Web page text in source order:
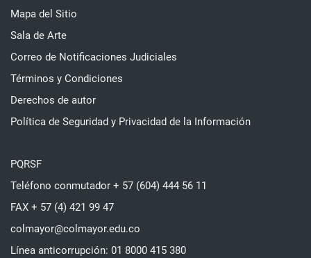
Mapa del Sitio
Sala de Arte
Correo de Notificaciones Judiciales
Términos y Condiciones
Derechos de autor
Política de Seguridad y Privacidad de la Información
PQRSF
Teléfono conmutador + 57 (604) 444 56 11
FAX + 57 (4) 421 99 47
colmayor@colmayor.edu.co
Línea anticorrupción: 01 8000 415 380